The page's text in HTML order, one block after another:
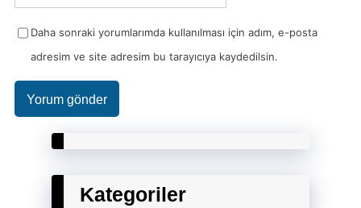
Daha sonraki yorumlarımda kullanılması için adım, e-posta
adresim ve site adresim bu tarayıcıya kaydedilsin.
Kategoriler